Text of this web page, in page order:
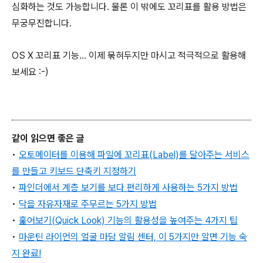
심화하는 것도 가능합니다. 물론 이 밖에도 꼬리표를 활용 방법은
무궁무진합니다.
OS X 꼬리표 기능... 이제 묶혀두지만 마시고 적극적으로 활용해
보세요 :-)
같이 읽으면 좋은 글
• 오토메이터를 이용해 파일에 꼬리표(Label)를 달아주는 서비스
를 만들고 키보드 단축키 지정하기
• 파인더에서 계층 보기를 보다 편리하게 사용하는 5가지 방법
• 닥을 자유자재로 주무르는 5가지 방법
• 훑어보기(Quick Look) 기능의 활용성을 높여주는 4가지 팁
• 마운틴 라이언의 얼굴 마담 알림 센터, 이 5가지만 알면 기능 숙
지 완료!